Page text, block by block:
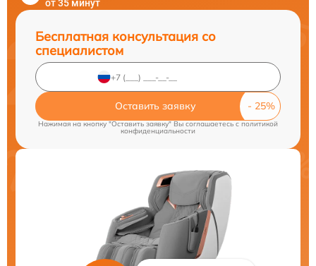
от 35 минут
Бесплатная консультация со
специалистом
Оставить заявку
Нажимая на кнопку "Оставить заявку" Вы соглашаетесь cполитикой
конфиденциальности